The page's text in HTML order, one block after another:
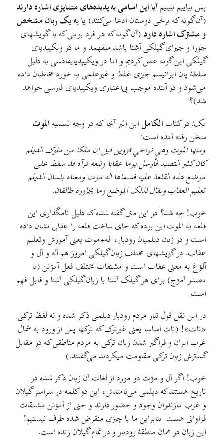
پس بياییم ببینیمآیا این اسامی به پدیده‌های متمایزی اشاره دارند
(آن گونه که برخی دوستان ادعا می‌کنند)یا به یک زبان مشخص
و مشترک اشاره دارد (آن گونه که هر فرد بومی که با گویشهای
جؤرا و جیرای گیلکی آشنا باشد میفهمد و ما در ویکیپدیای
گیلکی این گونه عمل کردیم و اما در ویکیپدیایفاذسی به دلیل
سلطهٔ پان ایرانیسم چیزی غلط و غیرعلمی به خورد مخاطبان داده
می‌شود و در آینده موجب بی‌اعتباری ویکیپدیای فارسی خواهد
شد)؟
یک: در کتاب الکامل ابن اثیر آنجا که در وجه تسمیه الموت
سخن رفته آمده است:
ومنها الموت وهي نواحي قزوين قيل ان ملکا من ملوک الدیلم
کان کثير التصید فأرسل يوما عقابا وتبعه فرآه قد سقط علی
موضع هذه القلعة عليه فسماها اله موت ومعناه بلسان الديلم
تعليم العقاب ويقال لذلک الموضع وما يجاوره طالقان.
خوب! چه شد؟ در این متن گفته شده که دلیل نامگذاری این
قلعه به الموت اين بوده که جای ساخت قلعه را عقابی نشان داده
است و در زبان دیلمیان رودبار، اله+موت یعنی آموزش وتعلیم
عقاب. در گويشهای مختلف زبان گیلکی امروز هم آله و آل و
آلؤغ به معنی عقاب است و مشتقات مختلف فعل آمۊتن (با
مصدر آمۊج) برای هر گیلک آشنا با زبان گیلکی آشنا و قابل فهم
است.
در این نقل قول تبار مردم رودبار دیلمی ذکر شده و نه لفظ ترکی
«تات»! (تات اساسا یعنی غیرترک که ترکها پس از ورود به شمال
غرب ایران و فراگیر شدن زبان ترکی به مردم مناطقی که در مقابل
گسترش زبان ترکی مقاومت میکردند می‌گفتند.)
خوب! اگر آل و مۊت دو مورد از لغات آن زبان ذکر شده در
تاريخ هستند که دیلمی می‌نامندش، این دو کلمه در سراسر گیلان
و غرب مازندران وجود و حضور دارند و حتی از آمۊتن مشتقات
فراوانی هست. بنابراین ما با چیزی منقرض شده طرف نيستيم!
این زبان در همان منطقهٔ رودبار و در تمام گیلان زنده است.